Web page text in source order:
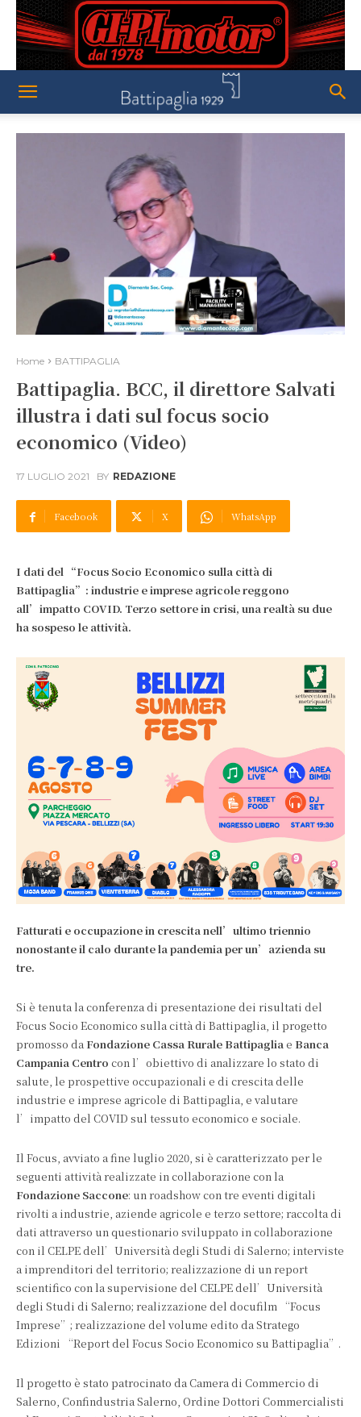
Home BATTIPAGLIA
Battipaglia. BCC, il direttore Salvati
illustra i dati sul focus socio
economico (Video)
17 LUGLIO 2021 BY REDAZIONE
Facebook X WhatsApp
I dati del “Focus Socio Economico sulla città di
Battipaglia”: industrie e imprese agricole reggono
all’impatto COVID. Terzo settore in crisi, una realtà su due
ha sospeso le attività.
Fatturati e occupazione in crescita nell’ultimo triennio
nonostante il calo durante la pandemia per un’azienda su
tre.
Si è tenuta la conferenza di presentazione dei risultati del
Focus Socio Economico sulla città di Battipaglia, il progetto
promosso da Fondazione Cassa Rurale Battipagliae Banca
Campania Centro con l’obiettivo di analizzare lo stato di
salute, le prospettive occupazionali e di crescita delle
industrie e imprese agricole di Battipaglia, e valutare
l’impatto del COVID sul tessuto economico e sociale.
Il Focus, avviato a fine luglio 2020, si è caratterizzato per le
seguenti attività realizzate in collaborazione con la
Fondazione Saccone: un roadshow con tre eventi digitali
rivolti a industrie, aziende agricole e terzo settore; raccolta di
dati attraverso un questionario sviluppato in collaborazione
con il CELPE dell’Università degli Studi di Salerno; interviste
a imprenditori del territorio; realizzazione di un report
scientifico con la supervisione del CELPE dell’Università
degli Studi di Salerno; realizzazione del docufilm “Focus
Imprese”; realizzazione del volume edito da Stratego
Edizioni “Report del Focus Socio Economico su Battipaglia”.
Il progetto è stato patrocinato da Camera di Commercio di
Salerno, Confindustria Salerno, Ordine Dottori Commercialisti